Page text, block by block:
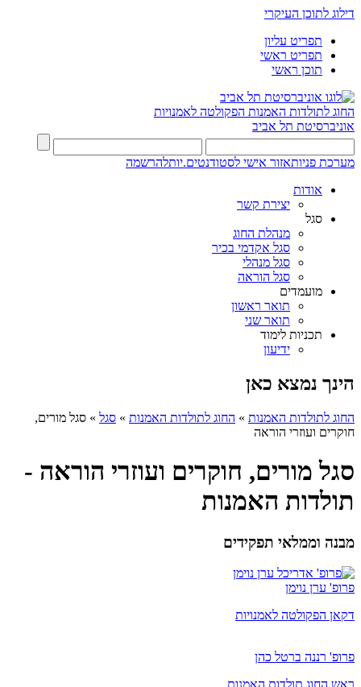
דילוג לתוכן העיקרי
תפריט עליון
תפריט ראשי
תוכן ראשי
החוג לתולדות האמנות הפקולטה לאמנויות
אוניברסיטת תל אביב
מערכת פניותאזור אישי לסטודנטים.יותלהרשמה
אודות
יצירת קשר
סגל
מנהלת החוג
סגל אקדמי בכיר
סגל מנהלי
סגל הוראה
מועמדים
תואר ראשון
תואר שני
תכניות לימוד
ידיעון
הינך נמצא כאן
החוג לתולדות האמנות » החוג לתולדות האמנות » סגל » סגל מורים,
חוקרים ועוזרי הוראה
סגל מורים, חוקרים ועוזרי הוראה -
תולדות האמנות
מבנה וממלאי תפקידים
פרופ' ערן נוימן
דקאן הפקולטה לאמנויות
פרופ' רננה ברטל כהן